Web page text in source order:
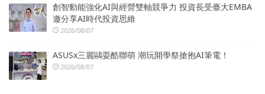
創智動能強化AI與經營雙軸競爭力 投資長受臺大EMBA
邀分享AI時代投資思維
2026/08/07
ASUSx三麗鷗耍酷聯萌 潮玩開學祭搶抱AI筆電！
2026/08/07